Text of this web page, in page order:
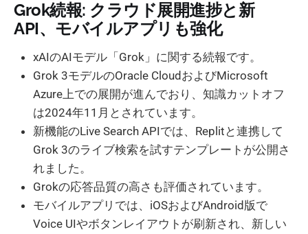
Grok続報: クラウド展開進捗と新
API、モバイルアプリも強化
xAIのAIモデル「Grok」に関する続報です。
Grok 3モデルのOracle CloudおよびMicrosoft
Azure上での展開が進んでおり、知識カットオフ
は2024年11月とされています。
新機能のLive Search APIでは、Replitと連携して
Grok 3のライブ検索を試すテンプレートが公開さ
れました。
Grokの応答品質の高さも評価されています。
モバイルアプリでは、iOSおよびAndroid版で
Voice UIやボタンレイアウトが刷新され、新しい